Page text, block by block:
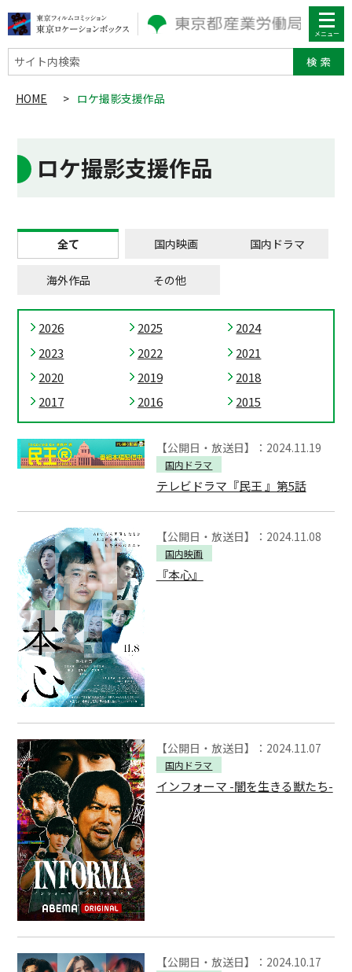
サイト内検索
HOME > ロケ撮影支援作品
ロケ撮影支援作品
全て 国内映画 国内ドラマ
海外作品 その他
2026 2025
2024
2023
2022
2021
2020
2019
2018
2017
2016 2015
【公開日・放送日】：2024.11.19
国内ドラマ
テレビドラマ『民王 』第5話
【公開日・放送日】：2024.11.08
国内映画
『本心』
【公開日・放送日】：2024.11.07
国内ドラマ
インフォーマ -闇を生きる獣たち-
【公開日・放送日】：2024.10.17